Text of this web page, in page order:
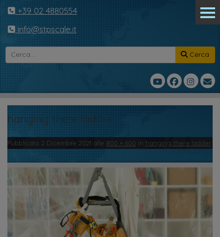
+39 02 4880554
info@stpscale.it
Cerca
hanging there ladder
Pubblicato 2 Dicembre 2021 alle 800 × 600 in hanging there ladder